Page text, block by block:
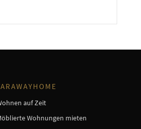
auf Zeit
Wohnungen mieten